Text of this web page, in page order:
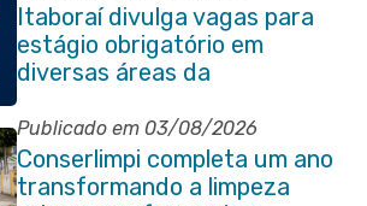
Itaboraí divulga vagas para
estágio obrigatório em
diversas áreas da
administração pública
Publicado em 03/08/2026
Conserlimpi completa um ano
transformando a limpeza